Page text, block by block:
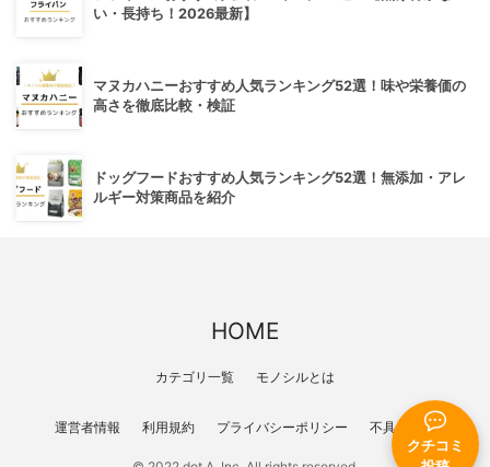
クチコミ
い・長持ち！2026最新】
マヌカハニーおすすめ人気ランキング52選！味や栄養価の
高さを徹底比較・検証
ドッグフードおすすめ人気ランキング52選！無添加・アレ
ルギー対策商品を紹介
HOME
カテゴリ一覧 モノシルとは
運営者情報 利用規約 プライバシーポリシー 不具合報告